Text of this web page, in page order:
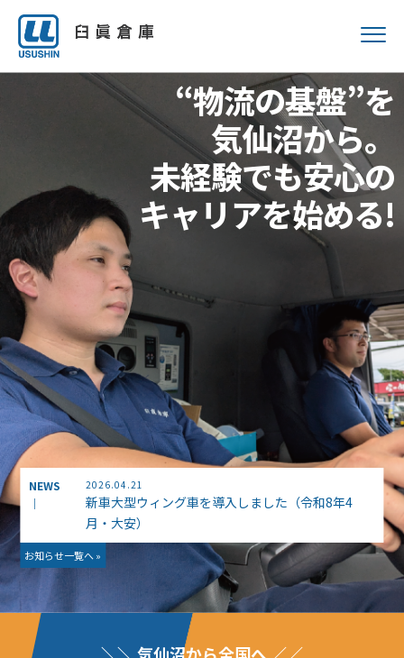
“物流の基盤”を
気仙沼から。
未経験でも安心の
キャリアを始める!
NEWS
｜
2026.04.21
新車大型ウィング車を導入しました（令和8年4
月・大安）
お知らせ一覧へ »